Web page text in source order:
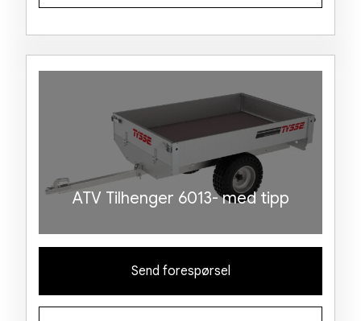
ATV Tilhenger 6013- med tipp
Send forespørsel